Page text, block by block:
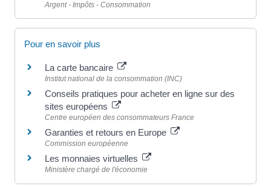
Argent - Impôts - Consommation
Pour en savoir plus
La carte bancaire
Institut national de la consommation (INC)
Conseils pratiques pour acheter en ligne sur des
sites européens
Centre européen des consommateurs France
Garanties et retours en Europe
Commission européenne
Les monnaies virtuelles
Ministère chargé de l'économie